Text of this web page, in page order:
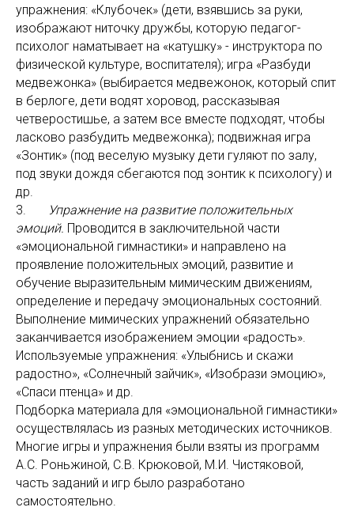
упражнения: «Клубочек» (дети, взявшись за руки,
изображают ниточку дружбы, которую педагог-
психолог наматывает на «катушку» - инструктора по
физической культуре, воспитателя); игра «Разбуди
медвежонка» (выбирается медвежонок, который спит
в берлоге, дети водят хоровод, рассказывая
четверостишье, а затем все вместе подходят, чтобы
ласково разбудить медвежонка); подвижная игра
«Зонтик» (под веселую музыку дети гуляют по залу,
под звуки дождя сбегаются под зонтик к психологу) и
др.
3.
Упражнение на развитие положительных
эмоций. Проводится в заключительной части
«эмоциональной гимнастики» и направлено на
проявление положительных эмоций, развитие и
обучение выразительным мимическим движениям,
определение и передачу эмоциональных состояний.
Выполнение мимических упражнений обязательно
заканчивается изображением эмоции «радость».
Используемые упражнения: «Улыбнись и скажи
радостно», «Солнечный зайчик», «Изобрази эмоцию»,
«Спаси птенца» и др.
Подборка материала для «эмоциональной гимнастики»
осуществлялась из разных методических источников.
Многие игры и упражнения были взяты из программ
А.С. Роньжиной, С.В. Крюковой, М.И. Чистяковой,
часть заданий и игр было разработано
самостоятельно.